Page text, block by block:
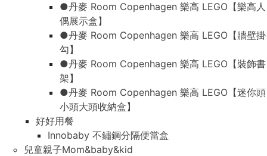
●丹麥 Room Copenhagen 樂高 LEGO【樂高人
偶展示盒】
●丹麥 Room Copenhagen 樂高 LEGO【牆壁掛
勾】
●丹麥 Room Copenhagen 樂高 LEGO【裝飾書
架】
●丹麥 Room Copenhagen 樂高 LEGO【迷你頭
小頭大頭收納盒】
好好用餐
Innobaby 不鏽鋼分隔便當盒
兒童親子Mom&baby&kid